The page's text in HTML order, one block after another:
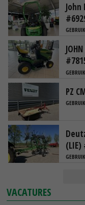
John
PZ
(LIE)
VACATURES